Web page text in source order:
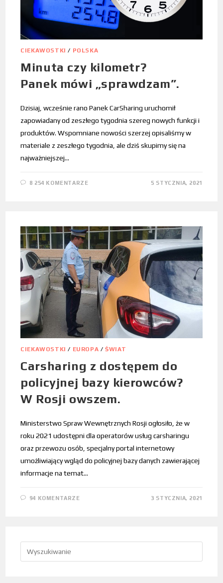
CIEKAWOSTKI / POLSKA
Minuta czy kilometr?
Panek mówi „sprawdzam”.
Dzisiaj, wcześnie rano Panek CarSharing uruchomił
zapowiadany od zeszłego tygodnia szereg nowych funkcji i
produktów. Wspomniane nowości szerzej opisaliśmy w
materiale z zeszłego tygodnia, ale dziś skupimy się na
najważniejszej…
8 254 KOMENTARZE 5 STYCZNIA, 2021
CIEKAWOSTKI / EUROPA /ŚWIAT
Carsharing z dostępem do
policyjnej bazy kierowców?
W Rosji owszem.
Ministerstwo Spraw Wewnętrznych Rosji ogłosiło, że w
roku 2021 udostępni dla operatorów usług carsharingu
oraz przewozu osób, specjalny portal internetowy
umożliwiający wgląd do policyjnej bazy danych zawierającej
informacje na temat…
94 KOMENTARZE 3 STYCZNIA, 2021